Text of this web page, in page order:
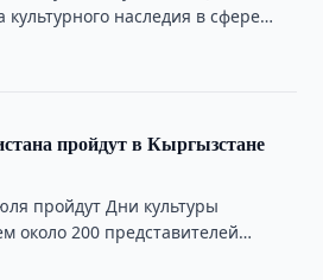
культурного наследия в сфере
пройдут в Кыргызстане
пройдут Дни культуры
около 200 представителей